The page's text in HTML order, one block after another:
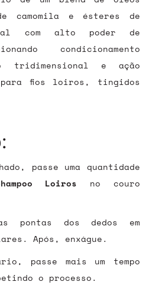
camomila e ésteres de
com alto poder de
condicionamento
tridimensional e ação
fios loiros, tingidos
passe uma quantidade
Loiros no couro
pontas dos dedos em
Após, enxágue.
passe mais um tempo
o processo.